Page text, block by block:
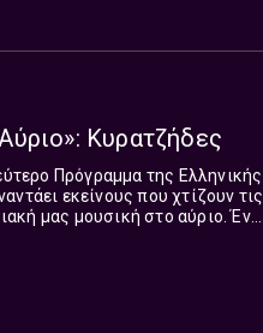
Κυρατζήδες
Πρόγραμμα της Ελληνικής
εκείνους που χτίζουν τις
μας μουσική στο αύριο. Ένας